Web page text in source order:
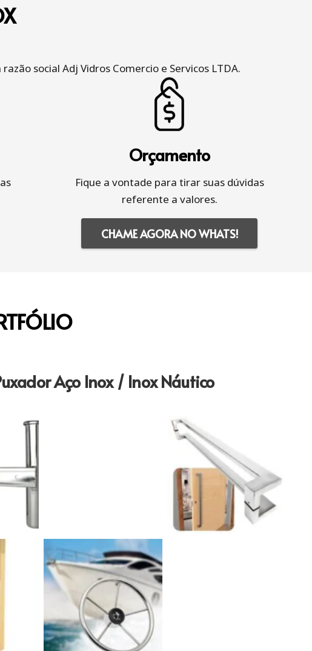
social Adj Vidros Comercio e Servicos LTDA.
Orçamento
Fique a vontade para tirar suas dúvidas
referente a valores.
CHAME AGORA NO WHATS!
Aço Inox / Inox Náutico